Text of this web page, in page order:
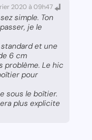
2020 à 09h47
simple. Ton
je le
et une
6 cm
problème. Le hic
pour
sous le boîtier.
plus explicite